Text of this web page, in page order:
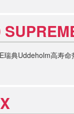
瑞典Uddeholm高寿